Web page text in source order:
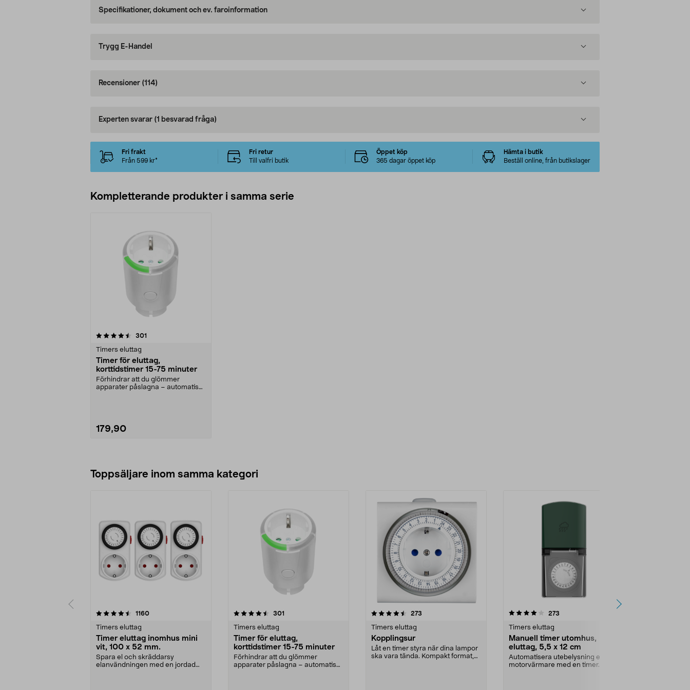
Specifikationer, dokument och ev. faroinformation
Trygg E-Handel
Recensioner (114)
Experten svarar (1 besvarad fråga)
Fri frakt
Från 599 kr*
Fri retur
Till valfri butik
Öppet köp
365 dagar öppet köp
Hämta i butik
Beställ online, från butikslager
Kompletterande produkter i samma serie
301
Timers eluttag
Timer för eluttag,
korttidstimer 15-75 minuter
Förhindrar att du glömmer
apparater påslagna – automatisk
179,90
Toppsäljare inom samma kategori
1160recensioner
Timers eluttag
Timer eluttag inomhus mini
vit, 100 x 52 mm.
Spara el och skräddarsy
elanvändningen med en jordad
4.5 av 5 stjärnor 301
Timers eluttag
Timer för eluttag,
korttidstimer 15-75 minuter
Förhindrar att du glömmer
apparater påslagna – automatisk
4.5 av 5 stjärnor 273
Timers eluttag
Kopplingsur
Låt en timer styra när dina lampor
ska vara tända. Kompakt format,
4.0 av 5 stjärnor 273
Timers eluttag
Manuell timer utomhus,
eluttag, 5,5 x 12 cm
Automatisera utebelysning eller
motorvärmare med en timer.
4.5 av 5 stjärnor